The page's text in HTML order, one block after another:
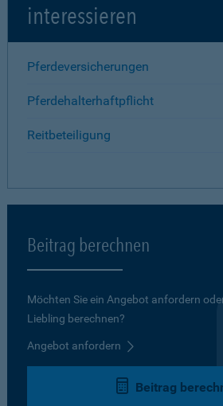
interessieren
Pferdeversicherungen
Pferdehalterhaftpflicht
Reitbeteiligung
Beitrag berechnen
Möchten Sie ein Angebot anfordern
Liebling berechnen?
Angebot anfordern
Beitrag